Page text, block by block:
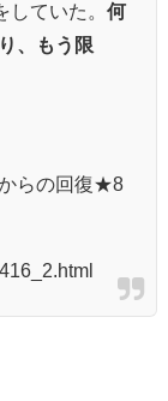
ていた。 何
、もう限
らの回復★8